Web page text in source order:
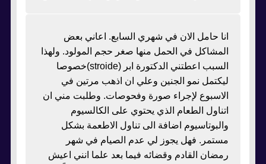
انا حامل الان في شهري السابع. اعاني بعض
المشاكل في الحمل منها صغر حجم المولود. ولهذا
السبب اعطتني الدكتورة ابر (stroide)خصوصا
ليكتمل نمو الجنين وعلي ان اذهب مرتين في
الاسبوع لإجراء صورة وفحوصات. وطلبت مني ان
اتناول الطعام الذي يحتوي على الكالسيوم
والبوتاسيوم اضافة الى تناول الاطعمة بشكل
مستمر. فهل يجوز لي عدم الصيام في شهر
رمضان القادم وقضائه فيما بعد علما انني اعيش